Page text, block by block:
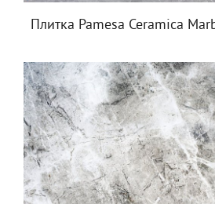
Плитка Pamesa Ceramica